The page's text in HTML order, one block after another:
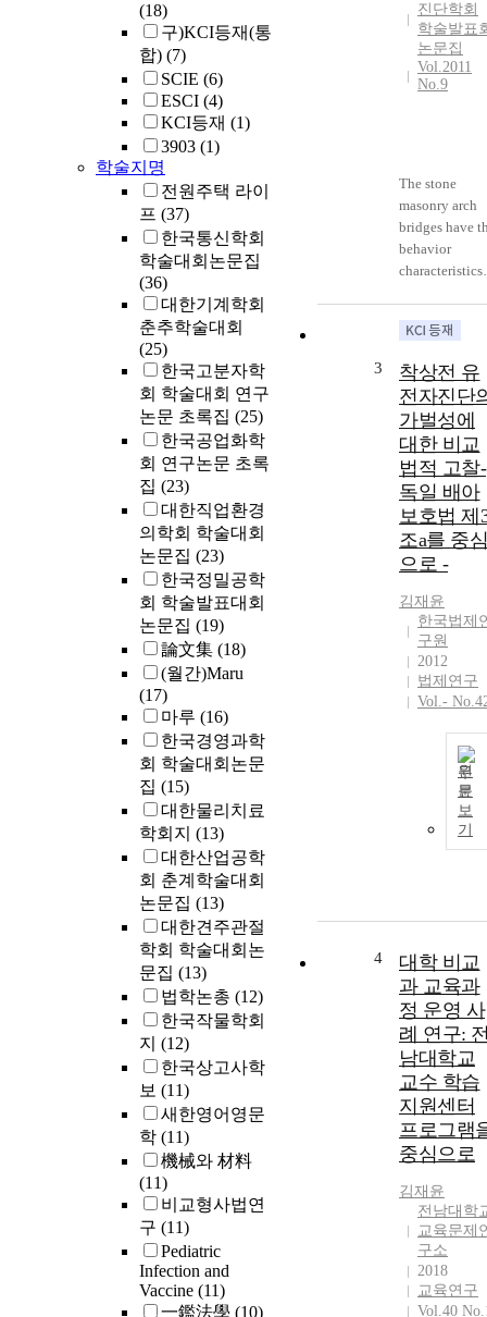
(18)
구)KCI등재(통
합) (7)
SCIE (6)
ESCI (4)
KCI등재 (1)
3903 (1)
학술지명
전원주택 라이
프 (37)
한국통신학회
학술대회논문집
(36)
대한기계학회
춘추학술대회
(25)
한국고분자학
회 학술대회 연구
논문 초록집 (25)
한국공업화학
회 연구논문 초록
집 (23)
대한직업환경
의학회 학술대회
논문집 (23)
한국정밀공학
회 학술발표대회
논문집 (19)
論文集 (18)
(월간)Maru
(17)
마루 (16)
한국경영과학
회 학술대회논문
집 (15)
대한물리치료
학회지 (13)
대한산업공학
회 춘계학술대회
논문집 (13)
대한견주관절
학회 학술대회논
문집 (13)
법학논총 (12)
한국작물학회
지 (12)
한국상고사학
보 (11)
새한영어영문
학 (11)
機械와 材料
(11)
비교형사법연
구 (11)
Pediatric
Infection and
Vaccine (11)
一鑑法學 (10)
진단학회
학술발표
논문집
Vol.2011
No.9
The stone
masonry arch
bridges have
behavior
characteristics
the reasonable
is reguired for
the structural
behavior of
stone masonry
arch bridges.
Therefore, this
study performs
the mechanical
characteristics
analysis
according to
foundation
types of stone
masonry arch
bridges
the finite
modelling.
3
착상전 유
전자진단
가벌성에
대한 비교
법적 고찰-
독일 배아
보호법 제
조a를 중심
으로 -
김재윤
한국법제
구원
2012
법제연구
Vol.-
원
문
보
기
4
대학 비교
과 교육과
정 운영 사
례 연구:
남대학교
교수 학습
지원센터
프로그램
중심으로
김재윤
전남대학
교육문제
구소
2018
교육연구
Vol.40